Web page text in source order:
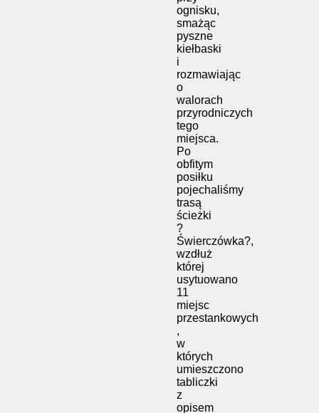
ognisku,
smażąc
pyszne
kiełbaski
i
rozmawiając
o
walorach
przyrodniczych
tego
miejsca.
Po
obfitym
posiłku
pojechaliśmy
trasą
ścieżki
?
Świerczówka?,
wzdłuż
której
usytuowano
11
miejsc
przestankowych
,
w
których
umieszczono
tabliczki
z
opisem